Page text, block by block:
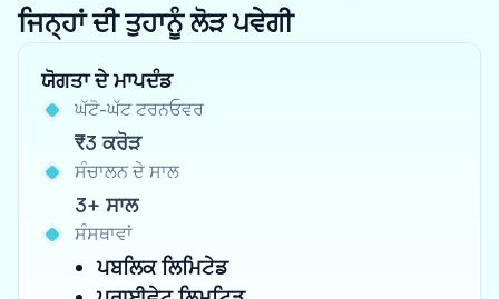
ਜਿਨ੍ਹਾਂ ਦੀ ਤੁਹਾਨੂੰ ਲੋੜ ਪਵੇਗੀ
ਯੋਗਤਾ ਦੇ ਮਾਪਦੰਡ
ਘੱਟੋ-ਘੱਟ ਟਰਨਓਵਰ
₹3 ਕਰੋੜ
ਸੰਚਾਲਨ ਦੇ ਸਾਲ
3+ ਸਾਲ
ਸੰਸਥਾਵਾਂ
ਪਬਲਿਕ ਲਿਮਿਟੇਡ